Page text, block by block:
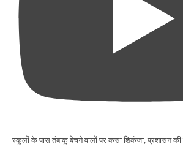
स्कूलों के पास तंबाकू बेचने वालों पर कसा शिकंजा, प्रशासन की